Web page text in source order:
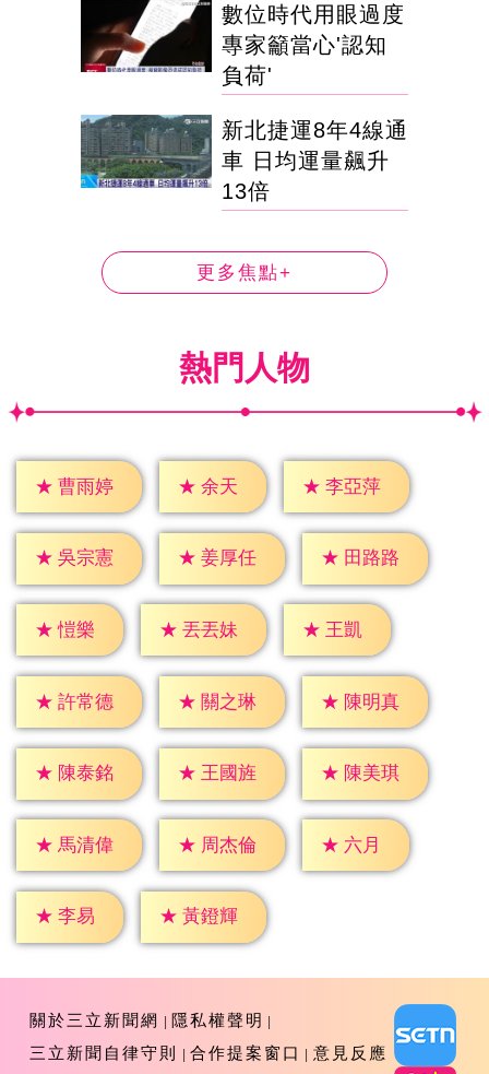
數位時代用眼過度
專家籲當心'認知
負荷'
新北捷運8年4線通
車 日均運量飆升
13倍
更多焦點+
熱門人物
★ 曹雨婷 ★ 余天 ★ 李亞萍
★ 吳宗憲 ★ 姜厚任 ★ 田路路
★ 愷樂 ★ 丟丟妹 ★ 王凱
★ 許常德 ★ 關之琳 ★ 陳明真
★ 陳泰銘 ★ 王國旌 ★ 陳美琪
★ 馬清偉 ★ 周杰倫 ★ 六月
★ 李易 ★ 黃鐙輝
關於三立新聞網
隱私權聲明
三立新聞自律守則
合作提案窗口 意見反應